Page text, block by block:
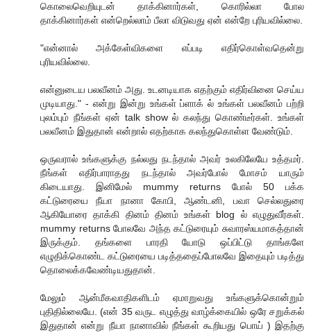
கொலைவெறியுடன் தாக்கினார்கள், கொரில்லா போல
தாக்கினார்கள் என்றெல்லாம் பீலா விடுவது ஏன் என்றே புரியவில்லை.
"என்னால் அக்கேள்விகளை எப்படி எதிர்கொள்வதென்று
புரியவில்லை.
என்னுடைய பலவீனம் அது. உடனடியாக எதற்கும் எதிர்வினை செய்ய
முடியாது." - என்று இன்று உங்கள் ப்ளாக் ல் உங்கள் பலவீனம் பற்றி
புலம்பும் நீங்கள் ஏன் talk show ல் கலந்து கொண்டீர்கள். உங்கள்
பலவீனம் இதுதான் என்றால் எதற்காக கலந்துகொள்ள வேண்டும்.
ஒருவரால் உங்களுக்கு நல்லது நடந்தால் அவர் உலகிலேயே உத்தமர்.
நீங்கள் எதிர்பாராதது நடந்தால் அவர்போல் மோசம் யாரும்
கிடையாது. இனிமேல் mummy returns போல் 50 பக்க
கட்டுரையை நீயா நானா கோபி, ஆண்டனி, பவா செல்லதுரை
ஆகியோரை தாக்கி தினம் தினம் உங்கள் blog ல் எழுதுவீர்கள்.
mummy returns போலவே அந்த கட்டுரையும் சுவாரஸ்யமாகத்தான்
இருக்கும். தங்களை பாரதி யோடு ஒப்பிட்டு தாங்களே
எழுதிக்கொண்ட கட்டுரையை படித்ததைப்போலவே இதையும் படித்து
தொலைக்கவேண்டியதுதான்.
மேலும் ஆன்மீகவாதிகளிடம் ஏமாறுவது உங்களுக்கொன்றும்
புதிதில்லையே. (என் 35 வருட எழுத்து வாழ்க்கையில் ஒரே சறுக்கல்
இதுதான் என்று நீயா நானாவில் நீங்கள் கூறியது பொய் ) இதற்கு